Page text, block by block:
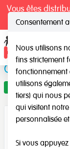
Vous êtes
Compteurs
Offre
Consentement
Nous utilisons
fins strictement
fonctionnement
utilisons
tiers) qui nous
qui visitent
personnalisée
Si vous